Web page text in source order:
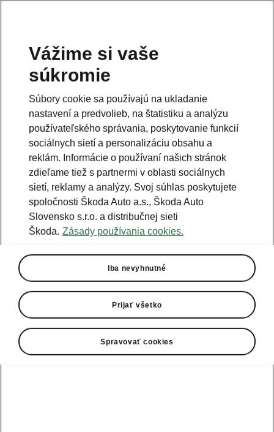
Naplánujte si cestu
Vysvetlivky
Powerpass nabíjačky
Vybraní partneri
Nabíjacie stanice IONITY
Bežné nabíjačky
Vážime si vaše
súkromie
Súbory cookie sa používajú na ukladanie
nastavení a predvolieb, na štatistiku a analýzu
používateľského správania, poskytovanie funkcií
sociálnych sietí a personalizáciu obsahu a
reklám. Informácie o používaní našich stránok
zdieľame tiež s partnermi v oblasti sociálnych
sietí, reklamy a analýzy. Svoj súhlas poskytujete
spoločnosti Škoda Auto a.s., Škoda Auto
Slovensko s.r.o. a distribučnej sieti
Škoda. Zásady používania cookies.
Iba nevyhnutné
Prijať všetko
Spravovať cookies